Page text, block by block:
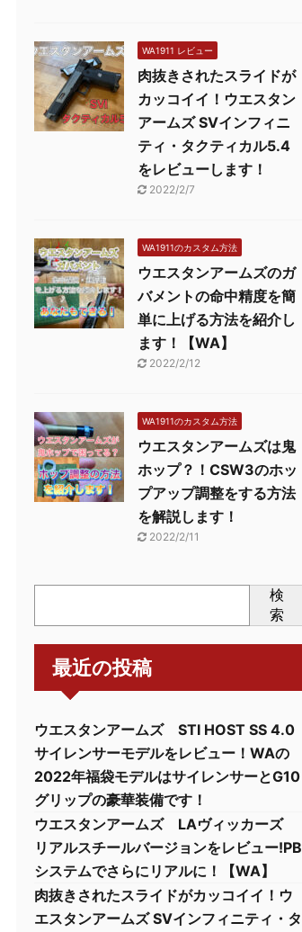
WA1911 レビュー
肉抜きされたスライドが
カッコイイ！ウエスタン
アームズ SVインフィニ
ティ・タクティカル5.4
をレビューします！
2022/2/7
WA1911のカスタム方法
ウエスタンアームズのガ
バメントの命中精度を簡
単に上げる方法を紹介し
ます！【WA】
2022/2/12
WA1911のカスタム方法
ウエスタンアームズは鬼
ホップ？！CSW3のホッ
プアップ調整をする方法
を解説します！
2022/2/11
検
索
最近の投稿
ウエスタンアームズ STI HOST SS 4.0
サイレンサーモデルをレビュー！WAの
2022年福袋モデルはサイレンサーとG10
グリップの豪華装備です！
ウエスタンアームズ LAヴィッカーズ
リアルスチールバージョンをレビュー!PB
システムでさらにリアルに！【WA】
肉抜きされたスライドがカッコイイ！ウ
エスタンアームズ SVインフィニティ・タ